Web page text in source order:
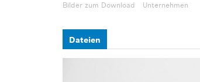
Bilder zum Download Unternehmen
Dateien